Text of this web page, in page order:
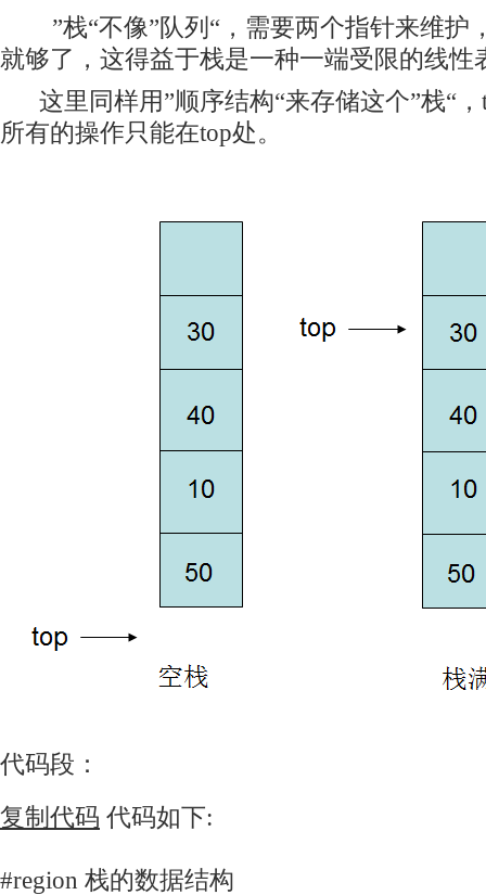
”栈“不像”队列“，需要两个指针来维护
就够了，这得益于栈是一种一端受限的线性
这里同样用”顺序结构“来存储这个”栈“，
所有的操作只能在top处。
代码段：
复制代码 代码如下:
#region 栈的数据结构